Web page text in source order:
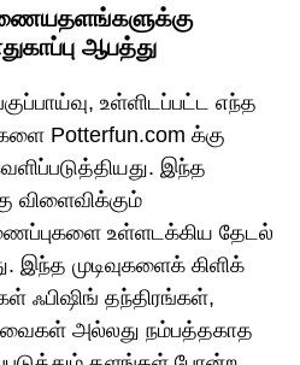
ஆபத்து
உள்ளிடப்பட்ட எந்த
Potterfun.com க்கு
இந்த
விளைவிக்கும்
உள்ளடக்கிய தேடல்
இந்த முடிவுகளைக் கிளிக்
ஃபிஷிங் தந்திரங்கள்,
அல்லது நம்பத்தகாத